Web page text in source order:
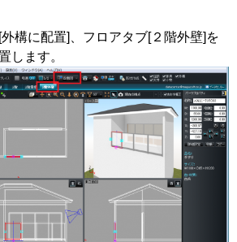
構に配置]、フロアタブ[２階外壁]を
します。